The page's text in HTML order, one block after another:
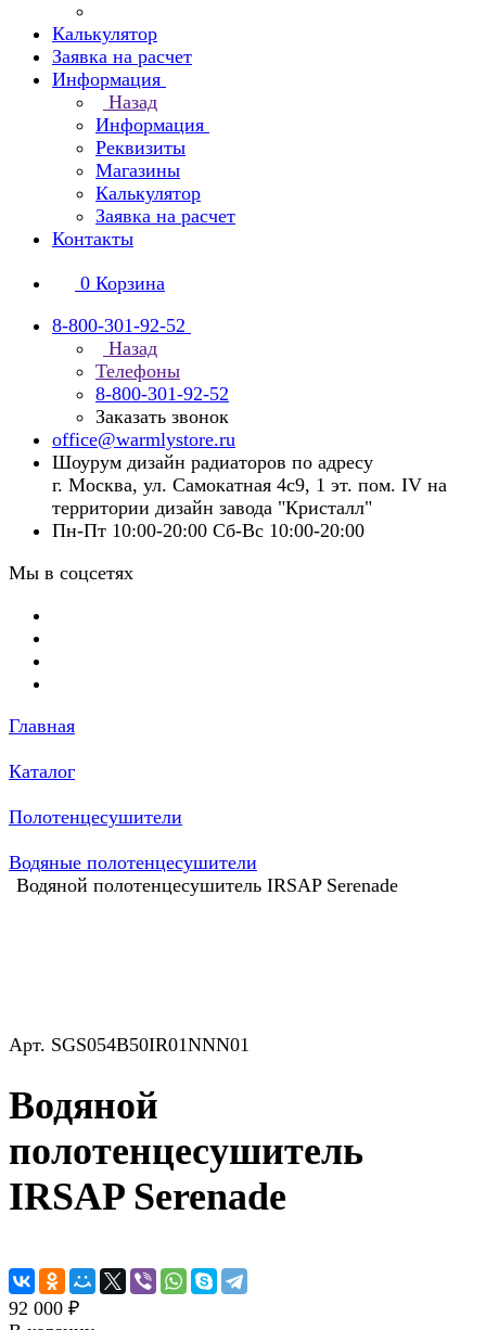
Калькулятор
Заявка на расчет
Информация
Назад
Информация
Реквизиты
Магазины
Калькулятор
Заявка на расчет
Контакты
0 Корзина
8-800-301-92-52
Назад
Телефоны
8-800-301-92-52
Заказать звонок
office@warmlystore.ru
Шоурум дизайн радиаторов по адресу
г. Москва, ул. Самокатная 4с9, 1 эт. пом. IV на
территории дизайн завода "Кристалл"
Пн-Пт 10:00-20:00 Сб-Вс 10:00-20:00
Мы в соцсетях
Главная
Каталог
Полотенцесушители
Водяные полотенцесушители
Водяной полотенцесушитель IRSAP Serenade
Арт. SGS054B50IR01NNN01
Водяной
полотенцесушитель
IRSAP Serenade
92 000 ₽